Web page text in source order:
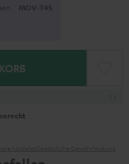
MOV-T4S